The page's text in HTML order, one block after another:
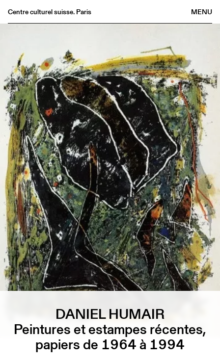
MENU
Centre culturel suisse. Paris
Buvette
Archives
Medias
Publications
About
FR/EN
DANIEL HUMAIR
Peintures et estampes récentes,
papiers de 1964 à 1994